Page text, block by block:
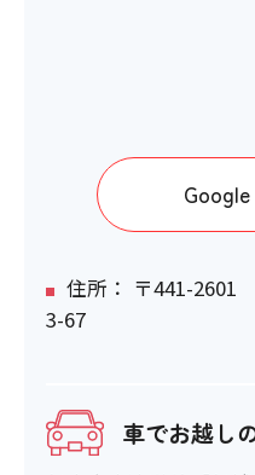
Google
住所： 〒441-2601
3-67
車でお越し